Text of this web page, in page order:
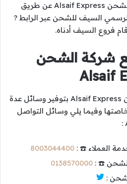
السيف للشحن Alsaif Express عن طريق
السيف للشحن عبر الرابط ?
فروع السيف أدناه.
شركة الشحن
قامت شركة السيف للشحن Alsaif Express بتوفير وسائل عدة
وفيما يلي وسائل التواصل
العملاء ☎️ : 8003044400
☎️ :
0138570000
: